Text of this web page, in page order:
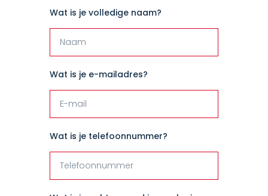
Wat is je volledige naam?
Wat is je e-mailadres?
Wat is je telefoonnummer?